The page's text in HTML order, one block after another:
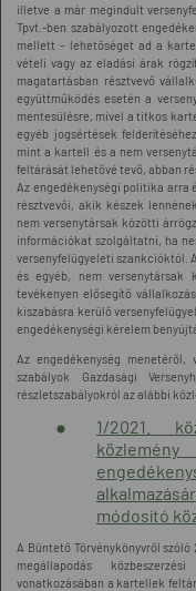
illetve a már megindult
Tpvt.-ben szabályozott
mellett - lehetőséget ad a
vételi vagy az eladási árak
magatartásban résztvevő
együttműködés esetén a
mentesülésre, mivel a titkos
egyéb jogsértések
mint a kartell és a nem
feltárását lehetővé tevő, abban
Az engedékenységi politika arra
résztvevői, akik készek
nem versenytársak közötti
információkat szolgáltatni, ha
versenyfelügyeleti szankcióktól.
és egyéb, nem versenytársak
tevékenyen elősegítő
kiszabásra kerülő
engedékenységi kérelem
Az engedékenység menetéről,
szabályok Gazdasági
részletszabályokról az alábbi
1/2021.
módosító
A Büntető Törvénykönyvről
megállapodás
vonatkozásában a kartellek